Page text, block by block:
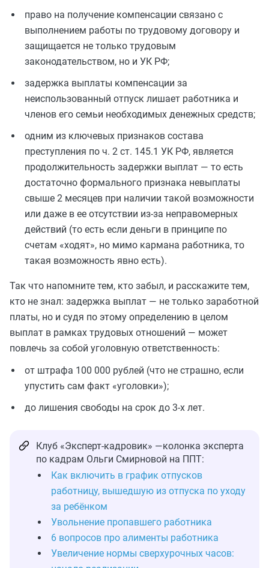
право на получение компенсации связано с
выполнением работы по трудовому договору и
защищается не только трудовым
законодательством, но и УК РФ;
задержка выплаты компенсации за
неиспользованный отпуск лишает работника и
членов его семьи необходимых денежных средств;
одним из ключевых признаков состава
преступления по ч. 2 ст. 145.1 УК РФ, является
продолжительность задержки выплат — то есть
достаточно формального признака невыплаты
свыше 2 месяцев при наличии такой возможности
или даже в ее отсутствии из-за неправомерных
действий (то есть если деньги в принципе по
счетам «ходят», но мимо кармана работника, то
такая возможность явно есть).
Так что напомните тем, кто забыл, и расскажите тем,
кто не знал: задержка выплат — не только заработной
платы, но и судя по этому определению в целом
выплат в рамках трудовых отношений — может
повлечь за собой уголовную ответственность:
от штрафа 100 000 рублей (что не страшно, если
упустить сам факт «уголовки»);
до лишения свободы на срок до 3-х лет.
Клуб «Эксперт-кадровик» —колонка эксперта
по кадрам Ольги Смирновой на ППТ:
Как включить в график отпусков
работницу, вышедшую из отпуска по уходу
за ребёнком
Увольнение пропавшего работника
6 вопросов про алименты работника
Увеличение нормы сверхурочных часов: